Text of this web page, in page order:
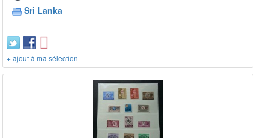
Sri Lanka
+ ajout à ma sélection